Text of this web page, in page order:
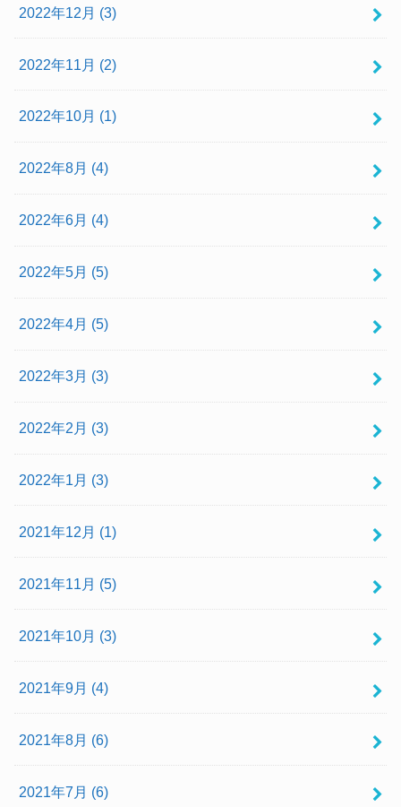
2022年12月 (3)
2022年11月 (2)
2022年10月 (1)
2022年8月 (4)
2022年6月 (4)
2022年5月 (5)
2022年4月 (5)
2022年3月 (3)
2022年2月 (3)
2022年1月 (3)
2021年12月 (1)
2021年11月 (5)
2021年10月 (3)
2021年9月 (4)
2021年8月 (6)
2021年7月 (6)